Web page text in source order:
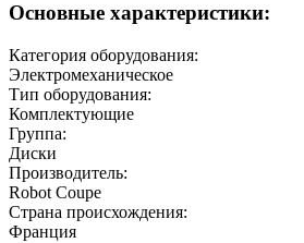
Основные характеристики:
Категория оборудования:
Электромеханическое
Тип оборудования:
Комплектующие
Группа:
Диски
Производитель:
Robot Coupe
Страна происхождения:
Франция